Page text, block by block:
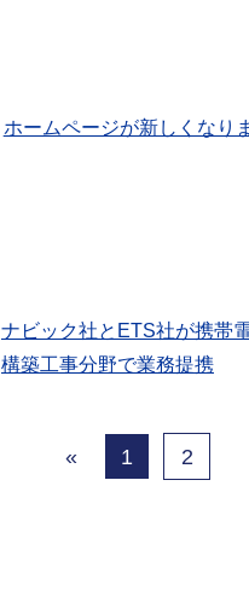
ホームページが新しくなり
ナビック社とETS社が携帯
構築工事分野で業務提携
« 1 2